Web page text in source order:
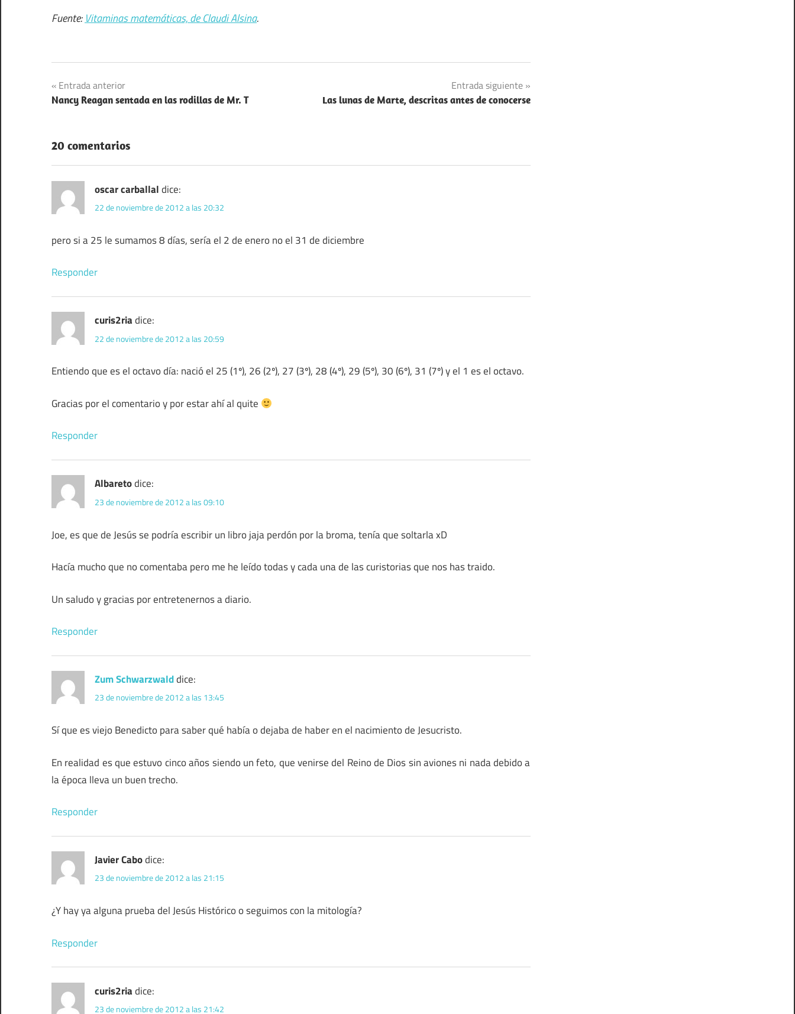
Fuente: Vitaminas matemáticas, de Claudi Alsina.
Navegación
de
Entrada anterior
Nancy Reagan sentada en las rodillas de Mr. T
Entrada siguiente
Las lunas de Marte, descritas antes de conocerse
20 comentarios
oscar carballaldice:
22 de noviembre de 2012 a las 20:32
pero si a 25 le sumamos 8 días, sería el 2 de enero no el 31 de diciembre
Responder
curis2riadice:
22 de noviembre de 2012 a las 20:59
Entiendo que es el octavo día: nació el 25 (1º), 26 (2º), 27 (3º), 28 (4º), 29 (5º), 30 (6º), 31 (7º) y el 1 es el octavo.
Gracias por el comentario y por estar ahí al quite
Responder
Albaretodice:
23 de noviembre de 2012 a las 09:10
Joe, es que de Jesús se podría escribir un libro jaja perdón por la broma, tenía que soltarla xD
Hacía mucho que no comentaba pero me he leído todas y cada una de las curistorias que nos has traido.
Un saludo y gracias por entretenernos a diario.
Responder
Zum Schwarzwalddice:
23 de noviembre de 2012 a las 13:45
Sí que es viejo Benedicto para saber qué había o dejaba de haber en el nacimiento de Jesucristo.
En realidad es que estuvo cinco años siendo un feto, que venirse del Reino de Dios sin aviones ni nada debido a
la época lleva un buen trecho.
Responder
Javier Cabodice:
23 de noviembre de 2012 a las 21:15
¿Y hay ya alguna prueba del Jesús Histórico o seguimos con la mitología?
Responder
curis2riadice:
23 de noviembre de 2012 a las 21:42